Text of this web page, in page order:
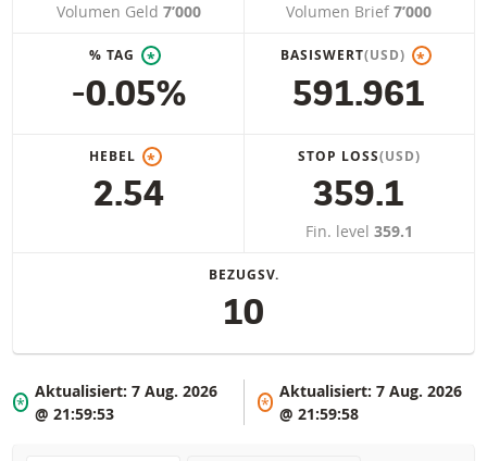
Volumen Geld 7’000 Volumen Brief 7’000
% TAG *
-0.05%
BASISWERT(USD) *
591.961
HEBEL *
2.54
STOP LOSS(USD)
359.1
Fin. level 359.1
BEZUGSV.
10
*
Aktualisiert:7 Aug. 2026
@ 21:59:53
*
Aktualisiert: 7 Aug. 2026
@ 21:59:58